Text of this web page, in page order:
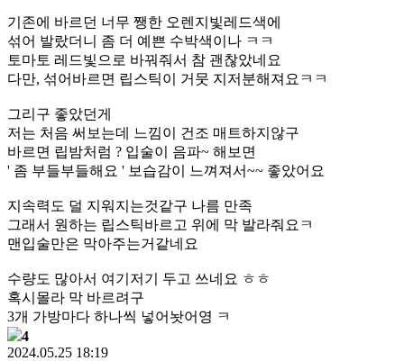
기존에 바르던 너무 쨍한 오렌지빛레드색에
섞어 발랐더니 좀 더 예쁜 수박색이나 ㅋㅋ
토마토 레드빛으로 바꿔줘서 참 괜찮았네요
다만, 섞어바르면 립스틱이 거뭇 지저분해져요ㅋㅋ
그리구 좋았던게
저는 처음 써보는데 느낌이 건조 매트하지않구
바르면 립밤처럼 ? 입술이 음파~ 해보면
' 좀 부들부들해요 ' 보습감이 느껴져서~~ 좋았어요
지속력도 덜 지워지는것같구 나름 만족
그래서 원하는 립스틱바르고 위에 막 발라줘요ㅋ
맨입술만은 막아주는거같네요
수량도 많아서 여기저기 두고 쓰네요 ㅎㅎ
혹시몰라 막 바르려구
3개 가방마다 하나씩 넣어놧어영 ㅋ
4
2024.05.25 18:19